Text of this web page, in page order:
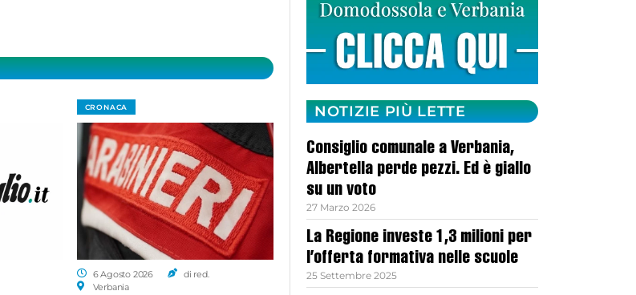
CRONACA
6 Agosto 2026
di red.
Verbania
NOTIZIE PIÙ LETTE
Consiglio comunale a Verbania,
Albertella perde pezzi. Ed è giallo
su un voto
27 Marzo 2026
La Regione investe 1,3 milioni per
l’offerta formativa nelle scuole
25 Settembre 2025